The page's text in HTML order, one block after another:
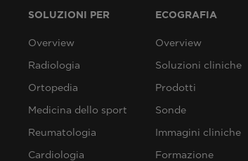
SOLUZIONI PER
Overview
Radiologia
Ortopedia
Medicina dello sport
Reumatologia
Cardiologia
ECOGRAFIA
Overview
Soluzioni cliniche
Prodotti
Sonde
Immagini cliniche
Formazione